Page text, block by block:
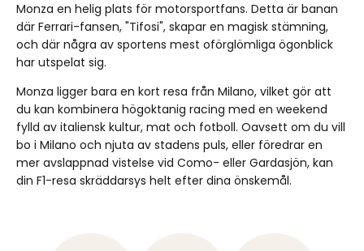
Monza en helig plats för motorsportfans. Detta är banan
där Ferrari-fansen, "Tifosi", skapar en magisk stämning,
och där några av sportens mest oförglömliga ögonblick
har utspelat sig.
Monza ligger bara en kort resa från Milano, vilket gör att
du kan kombinera högoktanig racing med en weekend
fylld av italiensk kultur, mat och fotboll. Oavsett om du vill
bo i Milano och njuta av stadens puls, eller föredrar en
mer avslappnad vistelse vid Como- eller Gardasjön, kan
din F1-resa skräddarsys helt efter dina önskemål.